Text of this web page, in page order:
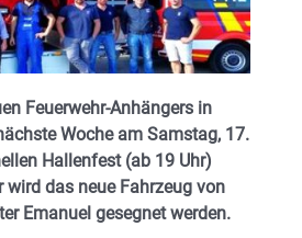
Feuerwehr-Anhängers in
Woche am Samstag, 17.
Hallenfest (ab 19 Uhr)
wird das neue Fahrzeug von
Emanuel gesegnet werden.